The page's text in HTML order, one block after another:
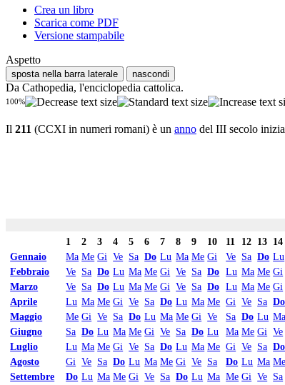
Crea un libro
Scarica come PDF
Versione stampabile
Aspetto
sposta nella barra laterale nascondi
Da Cathopedia, l'enciclopedia cattolica.
100%
Il 211 (CCXI in numeri romani) è un anno del III secolo
1 2 3 4 5 6 7 8 9 10 11 12 13 14
Gennaio
Ma Me Gi Ve Sa Do Lu Ma Me Gi Ve Sa Do Lu
Febbraio
Ve Sa Do Lu Ma Me Gi Ve Sa Do Lu Ma Me Gi
Marzo
Ve Sa Do Lu Ma Me Gi Ve Sa Do Lu Ma Me Gi
Aprile
Lu Ma Me Gi Ve Sa Do Lu Ma Me Gi Ve Sa Do
Maggio
Me Gi Ve Sa Do Lu Ma Me Gi Ve Sa Do Lu Ma
Giugno
Sa Do Lu Ma Me Gi Ve Sa Do Lu Ma Me Gi Ve
Luglio
Lu Ma Me Gi Ve Sa Do Lu Ma Me Gi Ve Sa Do
Agosto
Gi Ve Sa Do Lu Ma Me Gi Ve Sa Do Lu Ma Me
Settembre
Do Lu Ma Me Gi Ve Sa Do Lu Ma Me Gi Ve Sa